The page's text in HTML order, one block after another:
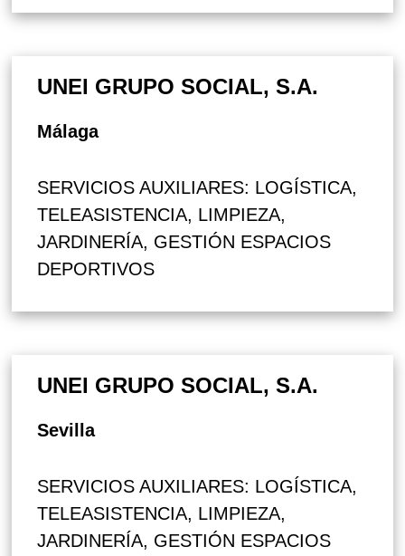
UNEI GRUPO SOCIAL, S.A.
Málaga
SERVICIOS AUXILIARES: LOGÍSTICA,
TELEASISTENCIA, LIMPIEZA,
JARDINERÍA, GESTIÓN ESPACIOS
DEPORTIVOS
UNEI GRUPO SOCIAL, S.A.
Sevilla
SERVICIOS AUXILIARES: LOGÍSTICA,
TELEASISTENCIA, LIMPIEZA,
JARDINERÍA, GESTIÓN ESPACIOS